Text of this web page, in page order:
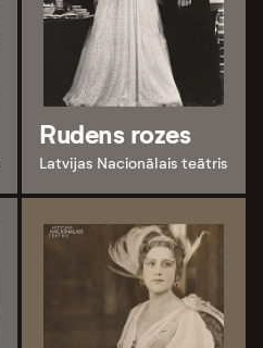
Rudens rozes
Latvijas Nacionālais teātris